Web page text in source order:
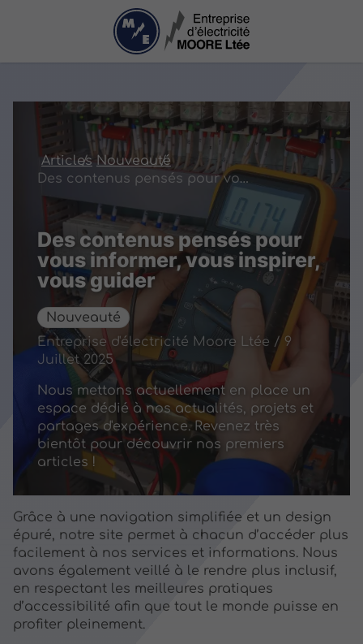
Articles Nouveauté
Des contenus pensés pour vous informer, vous inspirer, vous guider
Des contenus pensés pour
vous informer, vous inspirer,
vous guider
Nouveauté
Entreprise d'électricité Moore Ltée / 9
Juillet 2025
Nous mettons actuellement en place un
espace dédié à nos actualités, projets et
partages d'expérience. Revenez très
bientôt pour découvrir nos premiers
articles !
Grâce à une navigation simplifiée et un design
épuré, notre site permet à chacun d’accéder plus
facilement à nos services et informations. Nous
avons également veillé à le rendre plus inclusif,
en respectant les meilleures pratiques
d’accessibilité afin que tout le monde puisse en
profiter pleinement.